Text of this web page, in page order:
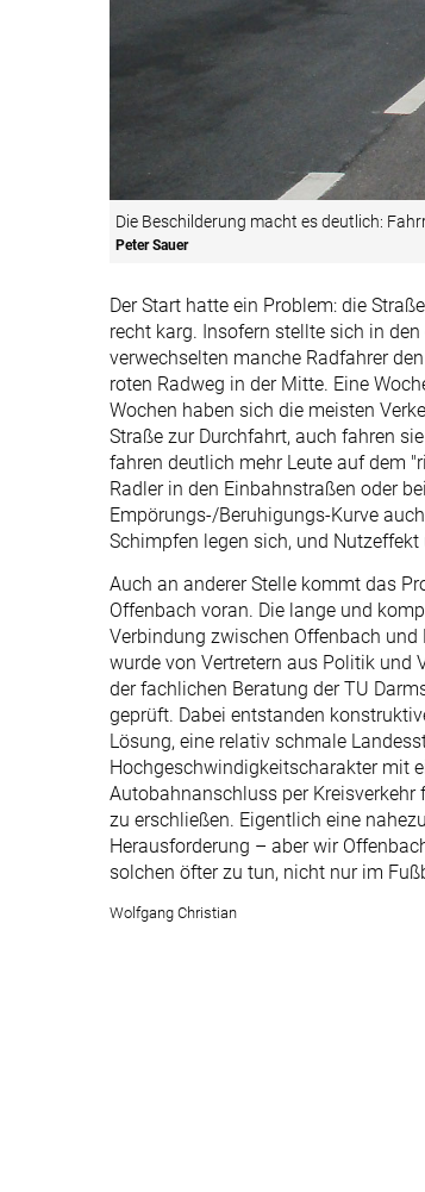
Die Beschilderung macht es deutlich:
Peter Sauer
Der Start hatte ein Problem: die
recht karg. Insofern stellte sich in
verwechselten manche Radfahrer
roten Radweg in der Mitte. Eine
Wochen haben sich die meisten
Straße zur Durchfahrt, auch fahren
fahren deutlich mehr Leute auf dem
Radler in den Einbahnstraßen oder
Empörungs-/Beruhigungs-Kurve
Schimpfen legen sich, und
Auch an anderer Stelle kommt das
Offenbach voran. Die lange und
Verbindung zwischen Offenbach und
wurde von Vertretern aus Politik und
der fachlichen Beratung der TU
geprüft. Dabei entstanden
Lösung, eine relativ schmale
Hochgeschwindigkeitscharakter mit
Autobahnanschluss per Kreisverkehr
zu erschließen. Eigentlich eine
Herausforderung – aber wir
solchen öfter zu tun, nicht nur im
Wolfgang Christian